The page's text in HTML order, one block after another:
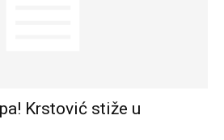
Krstović stiže u